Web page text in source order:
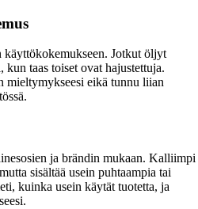
käyttökokemukseen. Jotkut öljyt
taas toiset ovat hajustettuja.
mieltymykseesi eikä tunnu liian
ja brändin mukaan. Kalliimpi
sisältää usein puhtaampia tai
kuinka usein käytät tuotetta, ja